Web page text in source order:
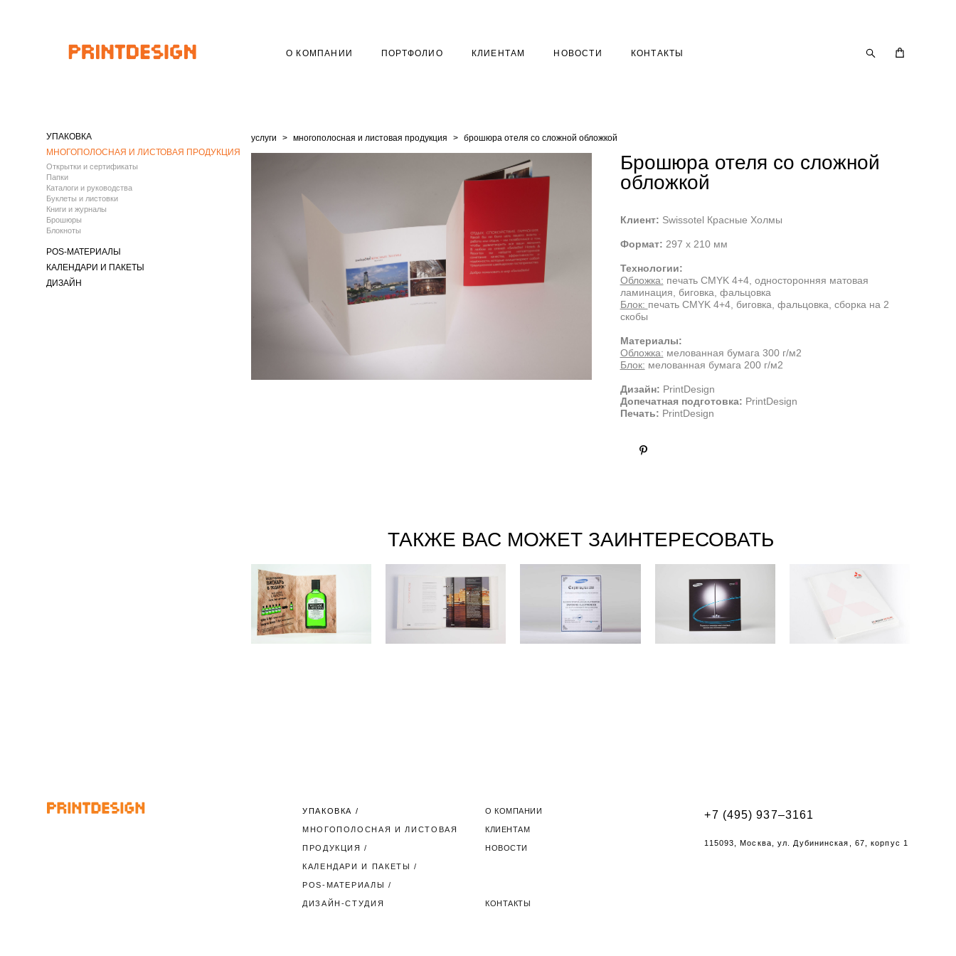
О КОМПАНИИ ПОРТФОЛИО КЛИЕНТАМ НОВОСТИ КОНТАКТЫ
УПАКОВКА
МНОГОПОЛОСНАЯ И ЛИСТОВАЯ ПРОДУКЦИЯ
Открытки и сертификаты
Папки
Каталоги и руководства
Буклеты и листовки
Книги и журналы
Брошюры
Блокноты
POS-МАТЕРИАЛЫ
КАЛЕНДАРИ И ПАКЕТЫ
ДИЗАЙН
услуги > многополосная и листовая продукция > брошюра отеля со сложной обложкой
Брошюра отеля со сложной
обложкой
Клиент: Swissotel Красные Холмы
Формат: 297 х 210 мм
Технологии:
Обложка: печать CMYK 4+4, односторонняя матовая
ламинация, биговка, фальцовка
Блок: печать CMYK 4+4, биговка, фальцовка, сборка на 2
скобы
Материалы:
Обложка: мелованная бумага 300 г/м2
Блок: мелованная бумага 200 г/м2
Дизайн: PrintDesign
Допечатная подготовка: PrintDesign
Печать: PrintDesign
ТАКЖЕ ВАС МОЖЕТ ЗАИНТЕРЕСОВАТЬ
УПАКОВКА /
МНОГОПОЛОСНАЯ И ЛИСТОВАЯ
ПРОДУКЦИЯ /
КАЛЕНДАРИ И ПАКЕТЫ /
POS-МАТЕРИАЛЫ /
ДИЗАЙН-СТУДИЯ
О КОМПАНИИ
КЛИЕНТАМ
НОВОСТИ
КОНТАКТЫ
+7 (495) 937–3161
115093, Москва, ул. Дубининская, 67, корпус 1